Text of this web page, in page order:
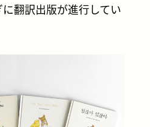
翻訳出版が進行してい